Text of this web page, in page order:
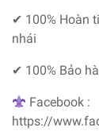
✔ 100% Hoàn
nhái
✔ 100% Bảo
Facebook :
https://